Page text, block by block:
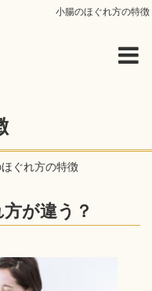
小腸のほぐれ方の特徴
ぐれ方の特徴
が違う？